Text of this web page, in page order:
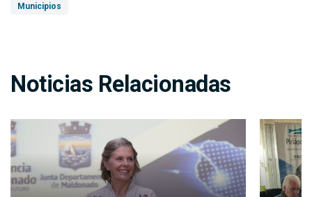
Municipios
Noticias Relacionadas